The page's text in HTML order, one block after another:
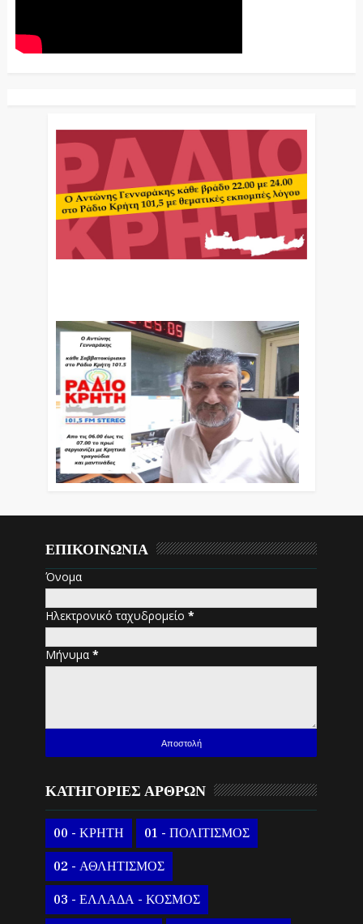
ΕΠΙΚΟΙΝΩΝΙΑ
Όνομα
Ηλεκτρονικό ταχυδρομείο*
Μήνυμα*
ΚΑΤΗΓΟΡΙΕΣ ΑΡΘΡΩΝ
00 - ΚΡΗΤΗ 01 - ΠΟΛΙΤΙΣΜΟΣ
02 - ΑΘΛΗΤΙΣΜΟΣ
03 - ΕΛΛΑΔΑ - ΚΟΣΜΟΣ